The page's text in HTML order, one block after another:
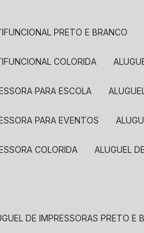
PRETO E BRANCO
COLORIDA
PARA ESCOLA
PARA EVENTOS
COLORIDA ALUGUEL
DE IMPRESSORAS PRETO E